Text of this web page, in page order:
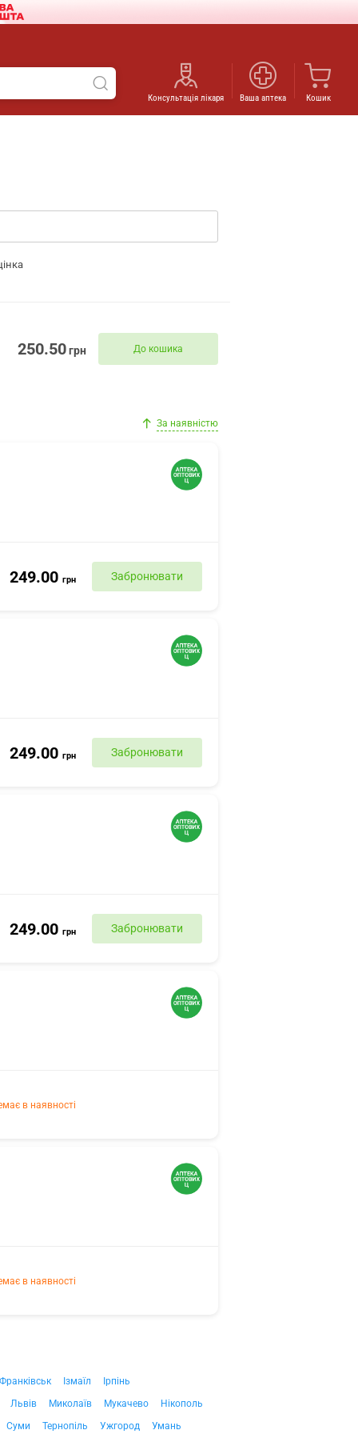
Консультація лікаря Ваша аптека Кошик
250.50грн До кошика
За наявністю
249.00 грн Забронювати
249.00 грн Забронювати
249.00 грн Забронювати
в наявності
в наявності
Франківськ Ізмаїл
Ірпінь
Львів Миколаїв Мукачево
Нікополь
Суми Тернопіль Ужгород
Умань